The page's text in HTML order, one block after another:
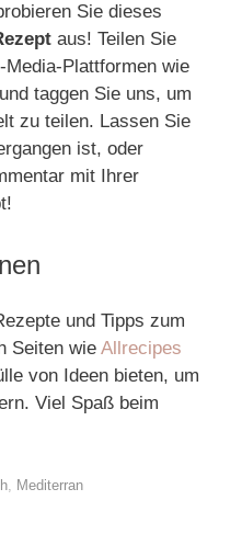
Sie dieses
aus! Teilen Sie
Plattformen wie
taggen Sie uns, um
zu teilen. Lassen Sie
ist, oder
mit Ihrer
und Tipps zum
Seiten wie Allrecipes
von Ideen bieten, um
Viel Spaß beim
, Mediterran